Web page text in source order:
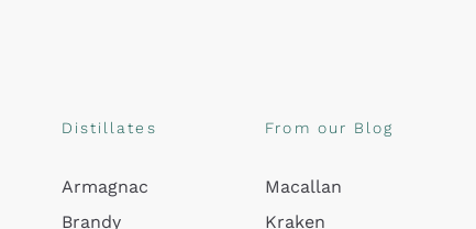
Distillates
Armagnac
Brandy
From our Blog
Macallan
Kraken